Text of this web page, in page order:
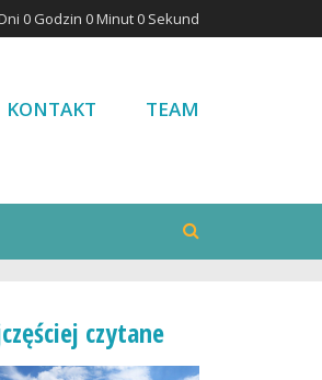
0 Godzin 0 Minut 0 Sekund
KONTAKT TEAM
czytane